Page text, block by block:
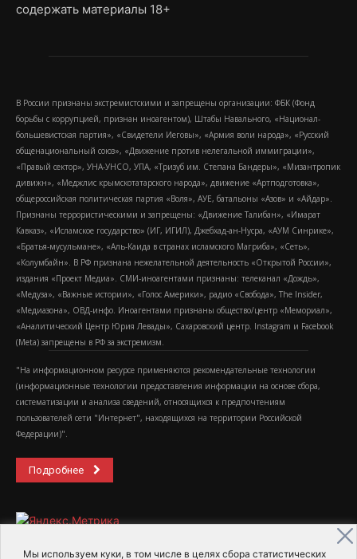
Мы используем куки, в том числе в целях сбора статистических
содержать материалы 18+
В России признаны экстремистскими и запрещены организации: ФБК (Фонд
борьбы с коррупцией, признан иноагентом), Штабы Навального, «Национал-
большевистская партия», «Свидетели Иеговы», «Армия воли народа», «Русский
общенациональный союз», «Движение против нелегальной иммиграции»,
«Правый сектор», УНА-УНСО, УПА, «Тризуб им. Степана Бандеры», «Мизантропик
дивижн», «Меджлис крымскотатарского народа», движение «Артподготовка»,
общероссийская политическая партия «Воля», АУЕ, батальоны «Азов» и «Айдар».
Признаны террористическими и запрещены: «Движение Талибан», «Имарат
Кавказ», «Исламское государство» (ИГ, ИГИЛ), Джебхад-ан-Нусра, «АУМ Синрике»,
«Братья-мусульмане», «Аль-Каида в странах исламского Магриба», «Сеть»,
«Колумбайн». В РФ признана нежелательной деятельность «Открытой России»,
издания «Проект Медиа». СМИ-иноагентами признаны: телеканал «Дождь»,
«Медуза», «Важные истории», «Голос Америки», радио «Свобода», The Insider,
«Медиазона», ОВД-инфо. Иноагентами признаны общество/центр «Мемориал»,
«Аналитический Центр Юрия Левады», Сахаровский центр. Instagram и Facebook
(Metа) запрещены в РФ за экстремизм.
"На информационном ресурсе применяются рекомендательные технологии
(информационные технологии предоставления информации на основе сбора,
систематизации и анализа сведений, относящихся к предпочтениям
пользователей сети "Интернет", находящихся на территории Российской
Федерации)".
Подробнее